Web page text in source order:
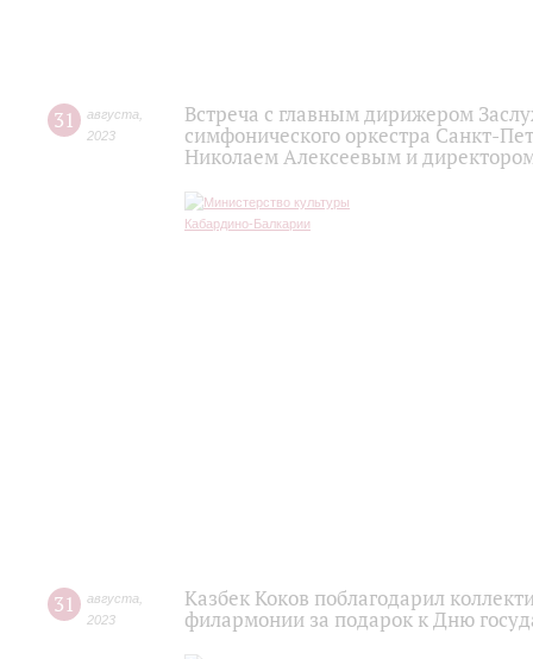
31 августа
2023
Встреча с главным дирижером
симфонического оркестра Санкт-
Николаем Алексеевым и
31 августа
2023
Казбек Коков поблагодарил
филармонии за подарок к Дню